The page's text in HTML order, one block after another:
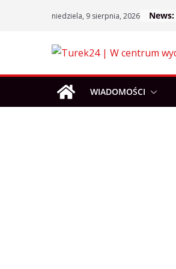
niedziela, 9 sierpnia, 2026 News:
WIADOMOŚCI